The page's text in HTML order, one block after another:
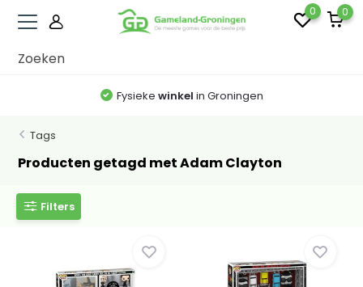
0 0
Fysieke winkel in Groningen
Tags
Producten getagd met Adam Clayton
Filters